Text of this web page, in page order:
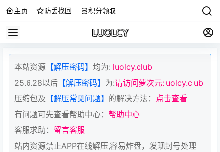
主页 防丢找回 积分领取
本站资源 【解压密码】 均为: luolcy.club
25.6.28以后 【解压密码】 为:请访问萝次元:luolcy.club
压缩包及 【解压常见问题】 的解决方法： 点击查看
有问题可先查看帮助中心： 帮助中心
客服求助： 留言客服
站内资源禁止APP在线解压,容易炸盘，发现封号处理